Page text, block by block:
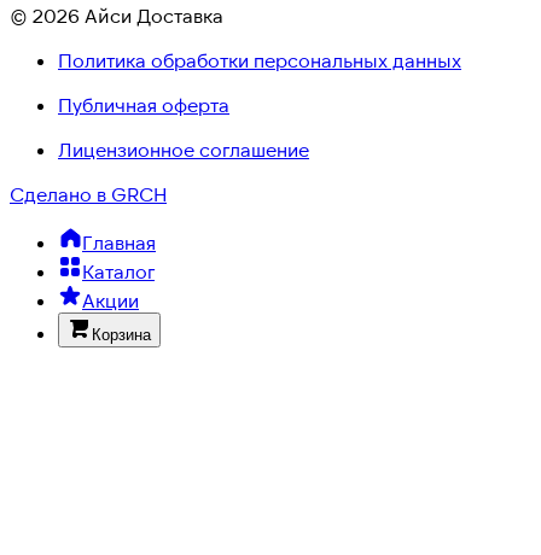
© 2026 Айси Доставка
Политика обработки персональных данных
Публичная оферта
Лицензионное соглашение
Сделано в GRCH
Главная
Каталог
Акции
Корзина